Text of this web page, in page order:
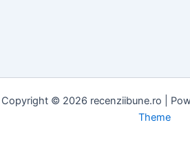
Copyright © 2026 recenziibune.ro |
Theme